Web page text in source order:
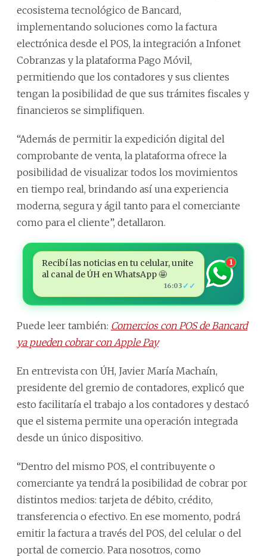
ecosistema tecnológico de Bancard,
implementando soluciones como la factura
electrónica desde el POS, la integración a Infonet
Cobranzas y la plataforma Pago Móvil,
permitiendo que los contadores y sus clientes
tengan la posibilidad de que sus trámites fiscales y
financieros se simplifiquen.
“Además de permitir la expedición digital del
comprobante de venta, la plataforma ofrece la
posibilidad de visualizar todos los movimientos
en tiempo real, brindando así una experiencia
moderna, segura y ágil tanto para el comerciante
como para el cliente”, detallaron.
Recibí las noticias en tu celular, unite
al canal de ÚH en WhatsApp 🤩
16:03 ✓✓
1
Puede leer también: Comercios con POS de Bancard
ya pueden cobrar con Apple Pay
En entrevista con ÚH, Javier María Machaín,
presidente del gremio de contadores, explicó que
esto facilitaría el trabajo a los contadores y destacó
que el sistema permite una operación integrada
desde un único dispositivo.
“Dentro del mismo POS, el contribuyente o
comerciante ya tendrá la posibilidad de cobrar por
distintos medios: tarjeta de débito, crédito,
transferencia o efectivo. En ese momento, podrá
emitir la factura a través del POS, del celular o del
portal de comercio. Para nosotros, como